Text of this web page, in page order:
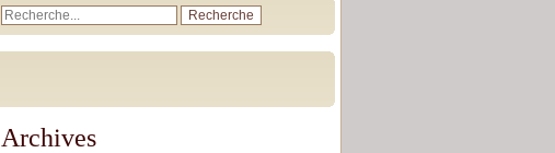
Archives